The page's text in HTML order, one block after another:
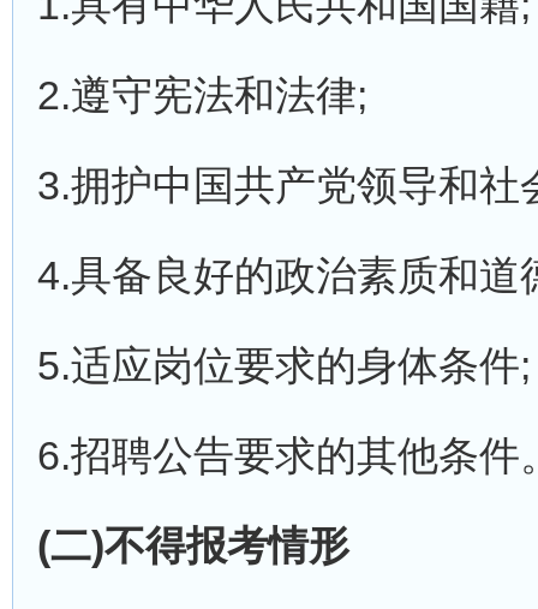
2.遵守宪法和法律;
3.拥护中国共产党领导和社
4.具备良好的政治素质和道
5.适应岗位要求的身体条件;
6.招聘公告要求的其他条件
(二)不得报考情形